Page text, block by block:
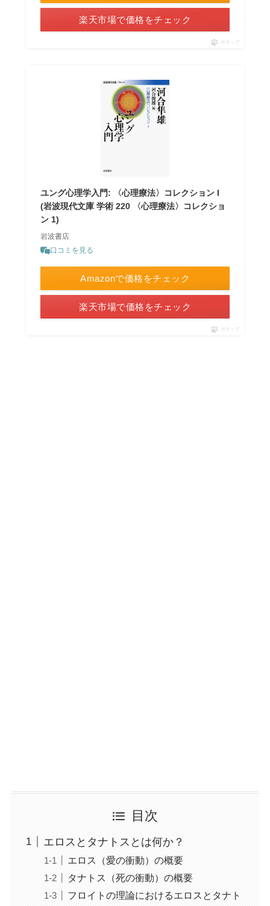
楽天市場で価格をチェック
ポチップ
ユング心理学入門: 〈心理療法〉コレクション I
(岩波現代文庫 学術 220 〈心理療法〉コレクショ
ン 1)
岩波書店
口コミを見る
Amazonで価格をチェック
楽天市場で価格をチェック
ポチップ
目次
エロスとタナトスとは何か？
エロス（愛の衝動）の概要
タナトス（死の衝動）の概要
フロイトの理論におけるエロスとタナト